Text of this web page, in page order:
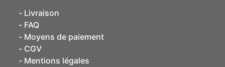
Livraison
FAQ
Moyens de paiement
CGV
Mentions légales